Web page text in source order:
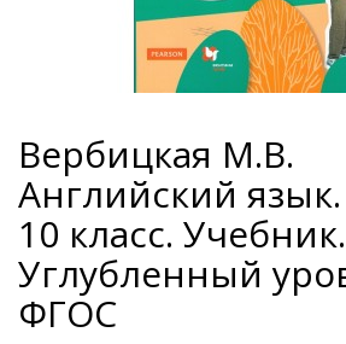
Вербицкая М.В.
Английский
10 класс. Учебник.
Углубленный
ФГОС